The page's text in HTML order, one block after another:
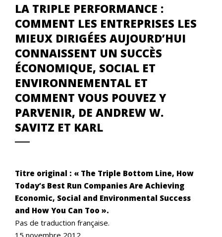
LA TRIPLE PERFORMANCE :
COMMENT LES ENTREPRISES LES
MIEUX DIRIGÉES AUJOURD’HUI
CONNAISSENT UN SUCCÈS
ÉCONOMIQUE, SOCIAL ET
ENVIRONNEMENTAL ET
COMMENT VOUS POUVEZ Y
PARVENIR, DE ANDREW W.
SAVITZ ET KARL
Titre original : « The Triple Bottom Line, How
Today’s Best Run Companies Are Achieving
Economic, Social and Environmental Success
and How You Can Too ».
Pas de traduction française.
15 novembre 2012